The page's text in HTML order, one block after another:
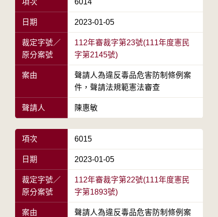
項次 6014
日期 2023-01-05
裁定字號／
原分案號
112年審裁字第23號(111年度憲民
字第2145號)
案由
聲請人為違反毒品危害防制條例案
件，聲請法規範憲法審查
聲請人 陳惠敏
項次 6015
日期 2023-01-05
裁定字號／
原分案號
112年審裁字第22號(111年度憲民
字第1893號)
案由
聲請人為違反毒品危害防制條例案